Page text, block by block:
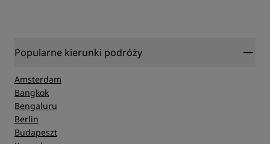
Popularne kierunki podróży
Amsterdam
Bangkok
Bengaluru
Berlin
Budapeszt